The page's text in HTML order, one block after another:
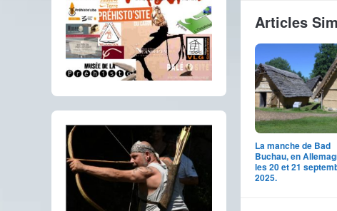
Articles
La manche de Bad
Buchau, en
les 20 et 21
2025.